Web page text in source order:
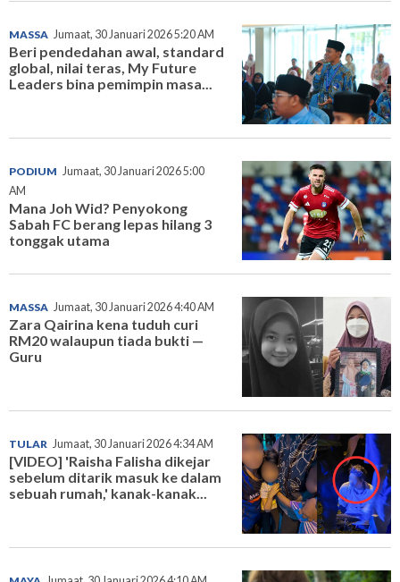
MASSA Jumaat, 30 Januari 2026 5:20 AM
Beri pendedahan awal, standard
global, nilai teras, My Future
Leaders bina pemimpin masa...
PODIUM Jumaat, 30 Januari 2026 5:00
AM
Mana Joh Wid? Penyokong
Sabah FC berang lepas hilang 3
tonggak utama
MASSA Jumaat, 30 Januari 2026 4:40 AM
Zara Qairina kena tuduh curi
RM20 walaupun tiada bukti —
Guru
TULAR Jumaat, 30 Januari 2026 4:34 AM
[VIDEO] 'Raisha Falisha dikejar
sebelum ditarik masuk ke dalam
sebuah rumah,' kanak-kanak...